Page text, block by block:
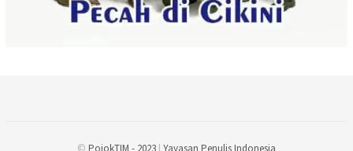
© PojokTIM - 2023 | Yayasan Penulis Indonesia